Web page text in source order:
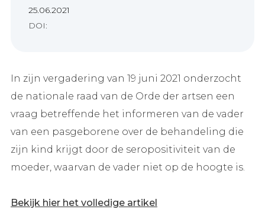
25.06.2021
DOI:
In zijn vergadering van 19 juni 2021 onderzocht
de nationale raad van de Orde der artsen een
vraag betreffende het informeren van de vader
van een pasgeborene over de behandeling die
zijn kind krijgt door de seropositiviteit van de
moeder, waarvan de vader niet op de hoogte is.
Bekijk hier het volledige artikel